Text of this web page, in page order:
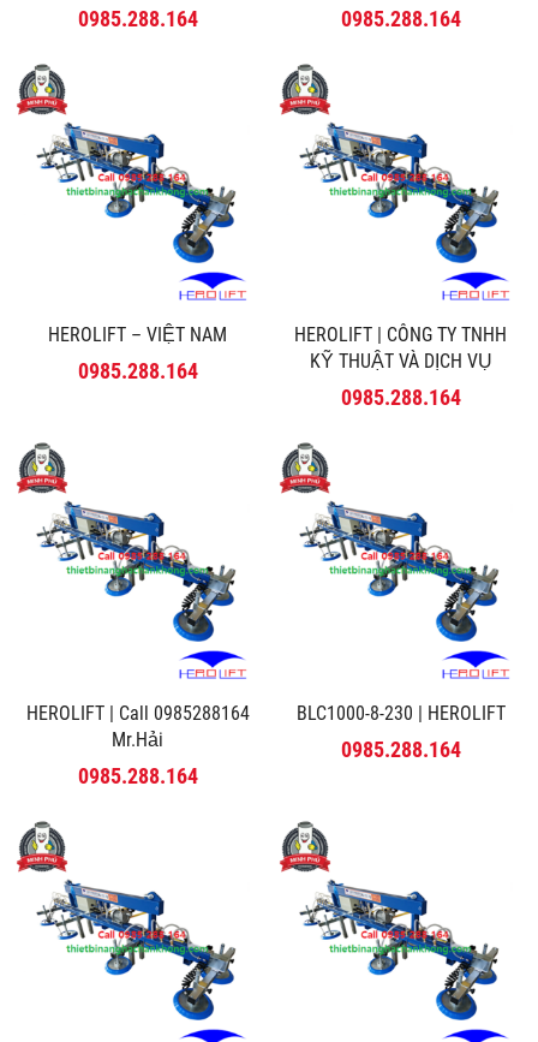
0985.288.164 0985.288.164
HEROLIFT – VIỆT NAM
0985.288.164
HEROLIFT | CÔNG TY TNHH
KỸ THUẬT VÀ DỊCH VỤ
MINH PHÚ
0985.288.164
HEROLIFT | Call 0985288164
Mr.Hải
0985.288.164
BLC1000-8-230 | HEROLIFT
0985.288.164